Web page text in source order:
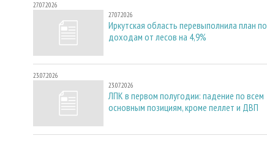
27.07.2026
27.07.2026
Иркутская область перевыполнила план по
доходам от лесов на 4,9%
23.07.2026
23.07.2026
ЛПК в первом полугодии: падение по всем
основным позициям, кроме пеллет и ДВП